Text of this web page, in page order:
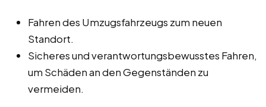
Fahren des Umzugsfahrzeugs zum neuen
Standort.
Sicheres und verantwortungsbewusstes Fahren,
um Schäden an den Gegenständen zu
vermeiden.